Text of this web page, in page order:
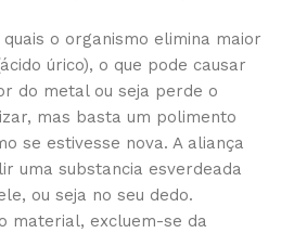
o organismo elimina maior
úrico), o que pode causar
do metal ou seja perde o
mas basta um polimento
se estivesse nova. A aliança
uma substancia esverdeada
ou seja no seu dedo.
material, excluem-se da